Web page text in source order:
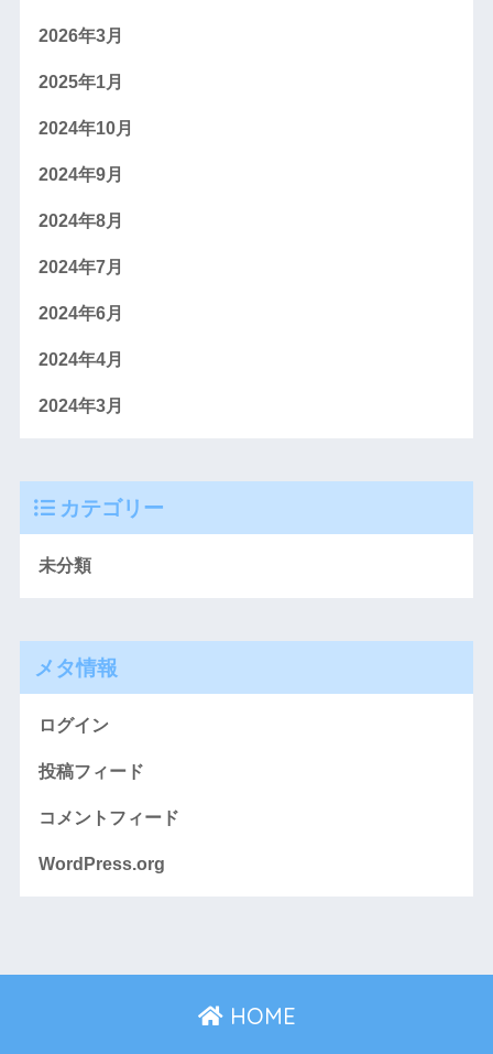
2026年3月
2025年1月
2024年10月
2024年9月
2024年8月
2024年7月
2024年6月
2024年4月
2024年3月
カテゴリー
未分類
メタ情報
ログイン
投稿フィード
コメントフィード
WordPress.org
HOME